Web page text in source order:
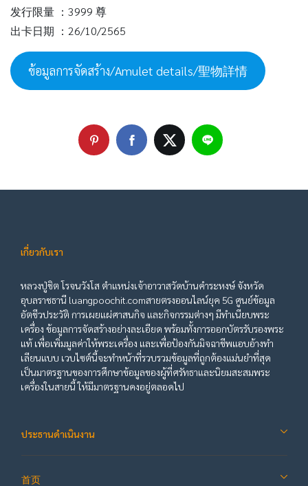
发行限量 ：3999 尊
出卡日期 ：26/10/2565
ข้อมูลการจัดสร้าง/Amulet details/聖物詳情
เกี่ยวกับเรา
หลวงปู่ชิต โรจนวังโส ตำแหน่งเจ้าอาวาสวัดบ้านคำระหงษ์ จังหวัด
อุบลราชธานี luangpoochit.comสายตรงออนไลน์ยุค 5G ศูนย์ข้อมูล
อัตชีวประวัติ การเผยแผ่ศาสนกิจ และกิจกรรมต่างๆ มีทำเนียบพระ
เครื่อง ข้อมูลการจัดสร้างอย่างละเอียด พร้อมทั้งการออกบัตรรับรองพระ
แท้ เพื่อเพิ่มมูลค่าให้พระเครื่อง และเพื่อป้องกันมิจฉาชีพแอบอ้างทำ
เลียนแบบ เวบไซต์นี้จะทำหน้าที่รวบรวมข้อมูลที่ถูกต้องแม่นยำที่สุด
เป็นมาตรฐานของการศึกษาข้อมูลของผู้ที่ศรัทธาและนิยมสะสมพระ
เครื่องในสายนี้ ให้มีมาตรฐานคงอยู่ตลอดไป
ประธานดำเนินงาน
首页